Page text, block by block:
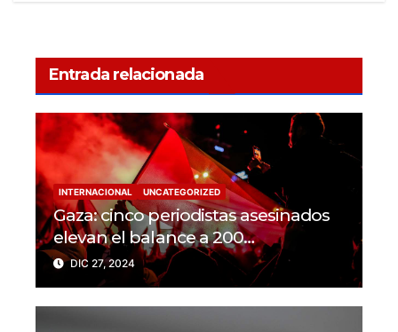
Entrada relacionada
INTERNACIONAL UNCATEGORIZED
Gaza: cinco periodistas asesinados
elevan el balance a 200
trabajadores de la prensa muertos
en 2024
DIC 27, 2024